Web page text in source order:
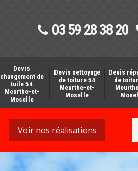
03 59 28 38 20
Devis
changement de
tuile 54
Meurthe-et-
Moselle
Devis nettoyage
de toiture 54
Meurthe-et-
Moselle
Devis
de
Voir nos réalisations